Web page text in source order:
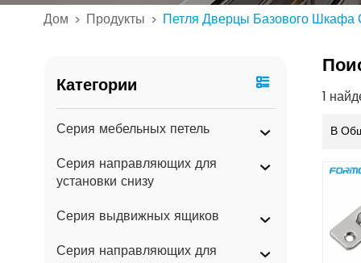
Дом > Продукты > Петля Дверцы Базового Шкафа
Категории
Серия мебельных петель
Серия направляющих для
установки снизу
Серия выдвижных ящиков
Серия направляющих для
1
В